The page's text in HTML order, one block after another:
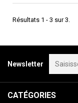
Résultats 1 - 3 sur 3.
Newsletter
CATÉGORIES